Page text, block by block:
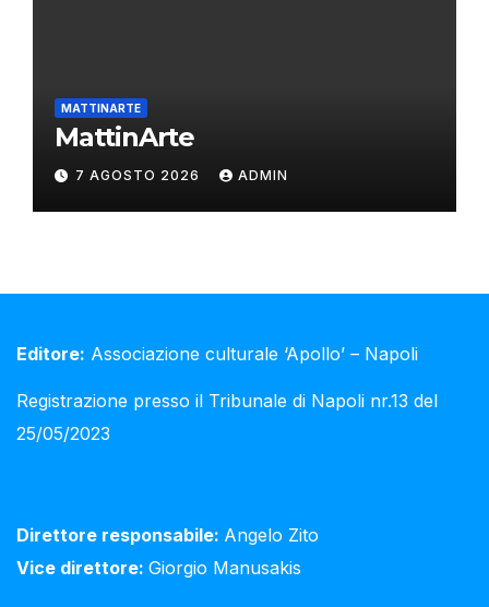
MATTINARTE
MattinArte
7 AGOSTO 2026 ADMIN
Editore: Associazione culturale ‘Apollo’ – Napoli
Registrazione presso il Tribunale di Napoli nr.13 del
25/05/2023
Direttore responsabile: Angelo Zito
Vice direttore: Giorgio Manusakis